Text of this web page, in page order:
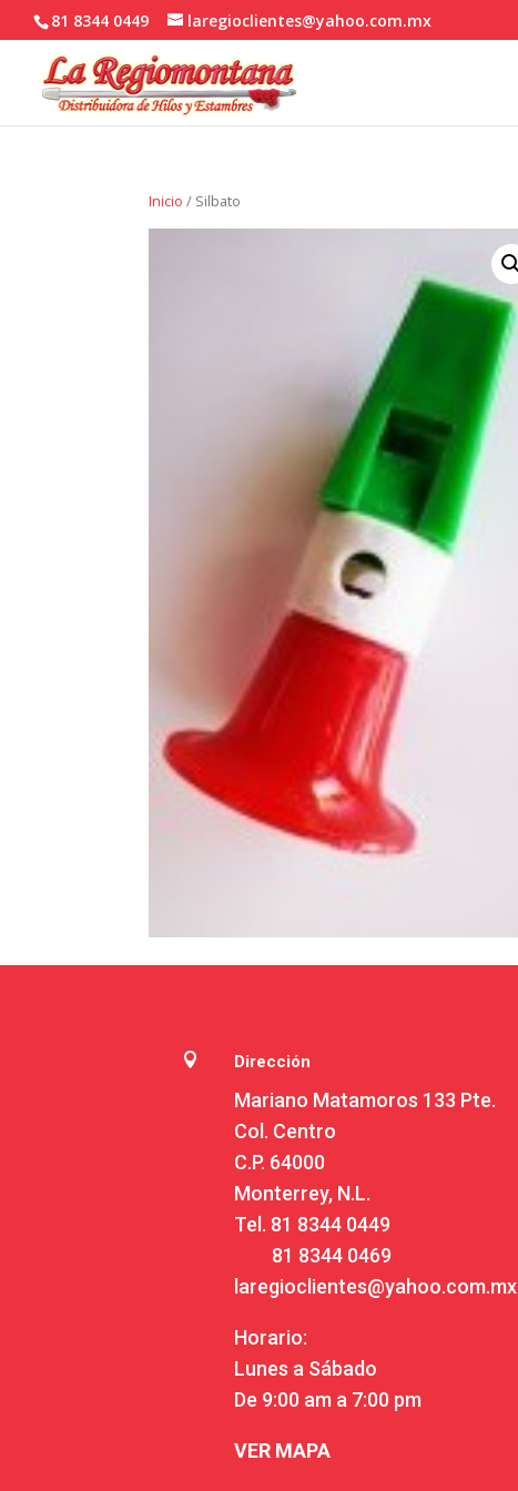
81 8344 0449 laregioclientes@yahoo.com.mx
Inicio / Silbato
 Dirección
Mariano Matamoros 133 Pte.
Col. Centro
C.P. 64000
Monterrey, N.L.
Tel. 81 8344 0449
81 8344 0469
laregioclientes@yahoo.com.mx
Horario:
Lunes a Sábado
De 9:00 am a 7:00 pm
VER MAPA